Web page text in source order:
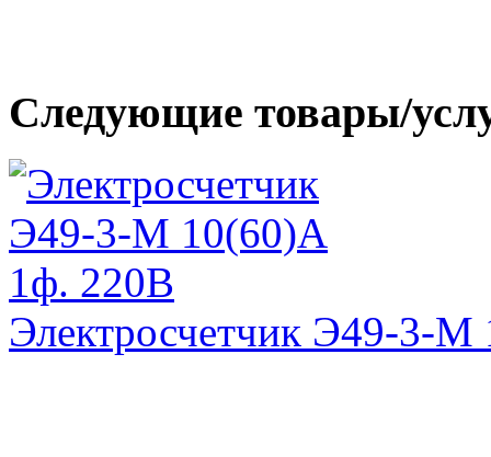
Следующие товары/
Электросчетчик Э49-3-